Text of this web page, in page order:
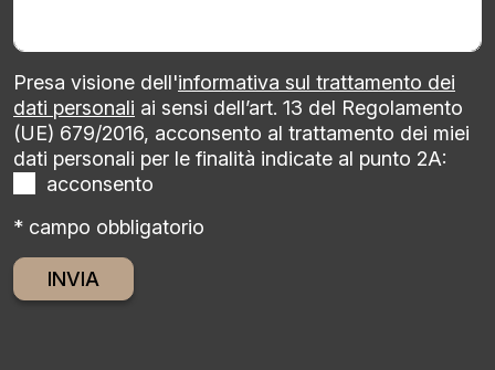
Presa visione dell'informativa sul trattamento dei
dati personali ai sensi dell’art. 13 del Regolamento
(UE) 679/2016, acconsento al trattamento dei miei
dati personali per le finalità indicate al punto 2A:
acconsento
* campo obbligatorio